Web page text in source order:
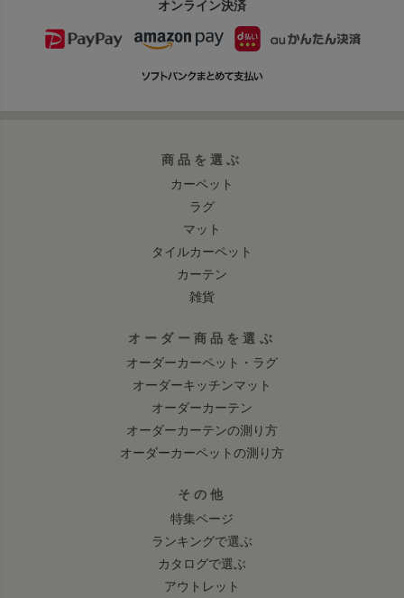
オンライン決済
商品を選ぶ
カーペット
ラグ
マット
タイルカーペット
カーテン
雑貨
オーダー商品を選ぶ
オーダーカーペット・ラグ
オーダーキッチンマット
オーダーカーテン
オーダーカーテンの測り方
オーダーカーペットの測り方
その他
特集ページ
ランキングで選ぶ
カタログで選ぶ
アウトレット